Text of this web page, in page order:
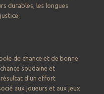
durables, les longues
de chance et de bonne
soudaine et
d’un effort
aux joueurs et aux jeux